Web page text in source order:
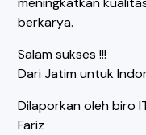
berkarya.
Salam sukses !!!
Dari Jatim untuk
Dilaporkan oleh biro
Fariz